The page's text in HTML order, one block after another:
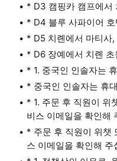
* D3 캠핑카 캠프에서
* D4 블루 사파이어
* D5 치롄에서 마티사
* D6 장예에서 치롄
* 1. 중국인 인솔자는
* 중국인 인솔자는 휴
* 1. 주문 후 직원이 위
비스 이메일을 확인해
* 주문 후 직원이 위챗
스 이메일을 확인해 주